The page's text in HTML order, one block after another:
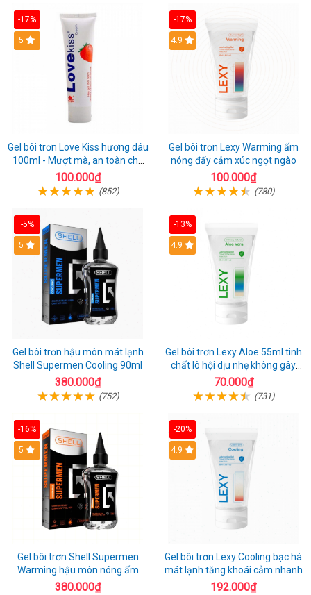
-17%
Hot
5
Gel bôi trơn Love Kiss hương dâu
100ml - Mượt mà, an toàn cho
da nhạy cảm
100.000₫
(852)
-17%
Hot
4.9
Gel bôi trơn Lexy Warming ấm
nóng đẩy cảm xúc ngọt ngào
100.000₫
(780)
-5%
Hot
5
Gel bôi trơn hậu môn mát lạnh
Shell Supermen Cooling 90ml
380.000₫
(752)
-13%
Hot
4.9
Gel bôi trơn Lexy Aloe 55ml tinh
chất lô hội dịu nhẹ không gây
kích ứng
70.000₫
(731)
-16%
Hot
5
Gel bôi trơn Shell Supermen
Warming hậu môn nóng ấm
mượt mà
380.000₫
-20%
Hot
4.9
Gel bôi trơn Lexy Cooling bạc hà
mát lạnh tăng khoái cảm nhanh
192.000₫